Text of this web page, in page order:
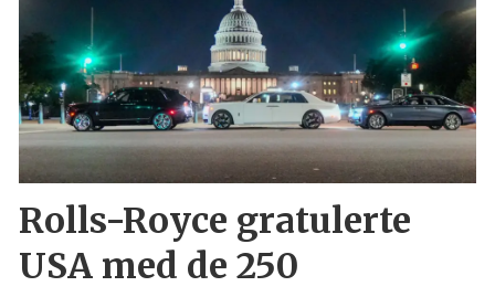
Rolls-Royce gratulerte
USA med de 250